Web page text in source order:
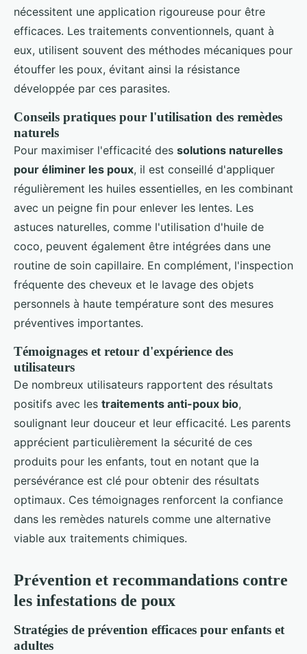
nécessitent une application rigoureuse pour être
efficaces. Les traitements conventionnels, quant à
eux, utilisent souvent des méthodes mécaniques pour
étouffer les poux, évitant ainsi la résistance
développée par ces parasites.
Conseils pratiques pour l'utilisation des remèdes
naturels
Pour maximiser l'efficacité des solutions naturelles
pour éliminer les poux, il est conseillé d'appliquer
régulièrement les huiles essentielles, en les combinant
avec un peigne fin pour enlever les lentes. Les
astuces naturelles, comme l'utilisation d'huile de
coco, peuvent également être intégrées dans une
routine de soin capillaire. En complément, l'inspection
fréquente des cheveux et le lavage des objets
personnels à haute température sont des mesures
préventives importantes.
Témoignages et retour d'expérience des
utilisateurs
De nombreux utilisateurs rapportent des résultats
positifs avec les traitements anti-poux bio,
soulignant leur douceur et leur efficacité. Les parents
apprécient particulièrement la sécurité de ces
produits pour les enfants, tout en notant que la
persévérance est clé pour obtenir des résultats
optimaux. Ces témoignages renforcent la confiance
dans les remèdes naturels comme une alternative
viable aux traitements chimiques.
Prévention et recommandations contre
les infestations de poux
Stratégies de prévention efficaces pour enfants et
adultes